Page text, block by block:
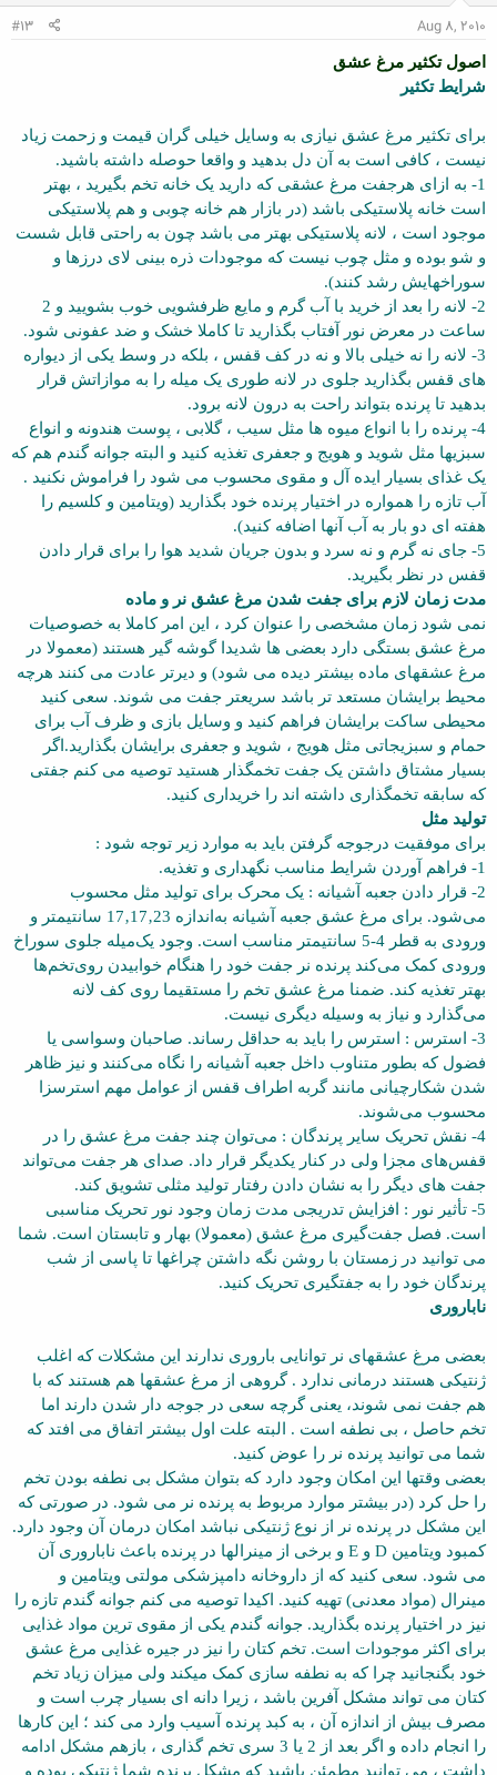
Aug 8, 2010
#13
اصول تکثیر مرغ عشق
شرایط تکثیر
برای تکثیر مرغ عشق نیازی به وسایل خیلی گران قیمت و زحمت زیاد
نیست ، کافی است به آن دل بدهید و واقعا حوصله داشته باشید.
1- به ازای هرجفت مرغ عشقی که دارید یک خانه تخم بگیرید ، بهتر
است خانه پلاستیکی باشد (در بازار هم خانه چوبی و هم پلاستیکی
موجود است ، لانه پلاستیکی بهتر می باشد چون به راحتی قابل شست
و شو بوده و مثل چوب نیست که موجودات ذره بینی لای درزها و
سوراخهایش رشد کنند).
2- لانه را بعد از خرید با آب گرم و مایع ظرفشویی خوب بشویید و 2
ساعت در معرض نور آفتاب بگذارید تا کاملا خشک و ضد عفونی شود.
3- لانه را نه خیلی بالا و نه در کف قفس ، بلکه در وسط یکی از دیواره
های قفس بگذارید جلوی در لانه طوری یک میله را به موازاتش قرار
بدهید تا پرنده بتواند راحت به درون لانه برود.
4- پرنده را با انواع میوه ها مثل سیب ، گلابی ، پوست هندونه و انواع
سبزیها مثل شوید و هویج و جعفری تغذیه کنید و البته جوانه گندم هم که
یک غذای بسیار ایده آل و مقوی محسوب می شود را فراموش نکنید .
آب تازه را همواره در اختیار پرنده خود بگذارید (ویتامین و کلسیم را
هفته ای دو بار به آب آنها اضافه کنید).
5- جای نه گرم و نه سرد و بدون جریان شدید هوا را برای قرار دادن
قفس در نظر بگیرید.
مدت زمان لازم برای جفت شدن مرغ عشق نر و ماده
نمی شود زمان مشخصی را عنوان کرد ، این امر کاملا به خصوصیات
مرغ عشق بستگی دارد بعضی ها شدیدا گوشه گیر هستند (معمولا در
مرغ عشقهای ماده بیشتر دیده می شود) و دیرتر عادت می کنند هرچه
محیط برایشان مستعد تر باشد سریعتر جفت می شوند. سعی کنید
محیطی ساکت برایشان فراهم کنید و وسایل بازی و ظرف آب برای
حمام و سبزیجاتی مثل هویج ، شوید و جعفری برایشان بگذارید.اگر
بسیار مشتاق داشتن یک جفت تخمگذار هستید توصیه می کنم جفتی
که سابقه تخمگذاری داشته اند را خریداری کنید.
تولید مثل
برای‌ موفقیت‌ درجوجه‌ گرفتن‌ باید به‌ موارد زیر توجه‌ شود :
1- فراهم‌ آوردن‌ شرایط مناسب‌ نگهداری‌ و تغذیه.
2- قرار دادن‌ جعبه‌ آشیانه‌ : یک ‌محرک‌ برای‌ تولید مثل‌ محسوب‌
می‌شود. برای‌ مرغ‌ عشق‌ جعبه‌ آشیانه‌ به‌اندازه ‌23‚17‚17 سانتیمتر و
ورودی‌ به‌ قطر 4-5 سانتیمتر مناسب‌ است‌. وجود یک‌میله‌ جلوی‌ سوراخ‌
ورودی‌ کمک‌ می‌کند پرنده‌ نر جفت‌ خود را هنگام‌ خوابیدن‌ روی‌تخم‌ها
بهتر تغذیه‌ کند. ضمنا مرغ‌ عشق‌ تخم‌ را مستقیما روی‌ کف لانه‌
می‌گذارد و نیاز به‌ وسیله ‌دیگری‌ نیست‌.
3- استرس ‌: استرس‌ را باید به‌ حداقل‌ رساند. صاحبان‌ وسواسی‌ یا
فضول‌ که‌ بطور متناوب‌ داخل‌ جعبه‌ آشیانه‌ را نگاه‌ می‌کنند و نیز ظاهر
شدن‌ شکارچیانی‌ مانند گربه‌ اطراف‌ قفس‌ از عوامل‌ مهم ‌استرسزا‌
محسوب‌ می‌شوند.
4- نقش‌ تحریک‌ سایر پرندگان ‌: می‌توان‌ چند جفت‌ مرغ‌ عشق‌ را در
قفس‌های‌ مجزا ولی‌ در کنار یکدیگر قرار داد. صدای‌ هر جفت‌ می‌تواند
جفت ‌های دیگر‌ را به‌ نشان‌ دادن‌ رفتار تولید مثلی‌ تشویق‌ کند.
5- تأثیر نور : افزایش‌ تدریجی‌ مدت‌ زمان‌ وجود نور تحریک ‌مناسبی‌
است‌. فصل‌ جفت‌گیری‌ مرغ‌ عشق (معمولا) بهار و تابستان‌ است‌. شما
می توانید در زمستان با روشن نگه داشتن چراغها تا پاسی از شب
پرندگان خود را به جفتگیری تحریک کنید.
ناباروری
بعضی مرغ عشقهای نر توانایی باروری ندارند این مشکلات که اغلب
ژنتیکی هستند درمانی ندارد . گروهی از مرغ عشقها هم هستند که با
هم جفت نمی شوند، یعنی گرچه سعی در جوجه دار شدن دارند اما
تخم حاصل ، بی نطفه است . البته علت اول بیشتر اتفاق می افتد که
شما می توانید پرنده نر را عوض کنید.
بعضی وقتها این امکان وجود دارد که بتوان مشکل بی نطفه بودن تخم
را حل کرد (در بیشتر موارد مربوط به پرنده نر می شود. در صورتی که
این مشکل در پرنده نر از نوع ژنتیکی نباشد امکان درمان آن وجود دارد.
کمبود ویتامین D و E و برخی از مینرالها در پرنده باعث ناباروری آن
می شود. سعی کنید که از داروخانه دامپزشکی مولتی ویتامین و
مینرال (مواد معدنی) تهیه کنید. اکیدا توصیه می کنم جوانه گندم تازه را
نیز در اختیار پرنده بگذارید. جوانه گندم یکی از مقوی ترین مواد غذایی
برای اکثر موجودات است. تخم کتان را نیز در جیره غذایی مرغ عشق
خود بگنجانید چرا که به نطفه سازی کمک میکند ولی میزان زیاد تخم
کتان می تواند مشکل آفرین باشد ، زیرا دانه ای بسیار چرب است و
مصرف بیش از اندازه آن ، به کبد پرنده آسیب وارد می کند ؛ این کارها
را انجام داده و اگر بعد از 2 یا 3 سری تخم گذاری ، بازهم مشکل ادامه
داشت ، می توانید مطمئن باشید که مشکل پرنده شما ژنتیکی بوده و